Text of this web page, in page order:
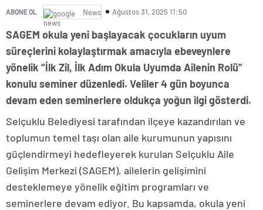
ABONE OL News Ağustos 31, 2025 11:50
SAGEM okula yeni başlayacak çocukların uyum
süreçlerini kolaylaştırmak amacıyla ebeveynlere
yönelik “İlk Zil, İlk Adım Okula Uyumda Ailenin Rolü”
konulu seminer düzenledi. Veliler 4 gün boyunca
devam eden seminerlere oldukça yoğun ilgi gösterdi.
Selçuklu Belediyesi tarafından ilçeye kazandırılan ve
toplumun temel taşı olan aile kurumunun yapısını
güçlendirmeyi hedefleyerek kurulan Selçuklu Aile
Gelişim Merkezi (SAGEM), ailelerin gelişimini
desteklemeye yönelik eğitim programları ve
seminerlere devam ediyor. Bu kapsamda, okula yeni